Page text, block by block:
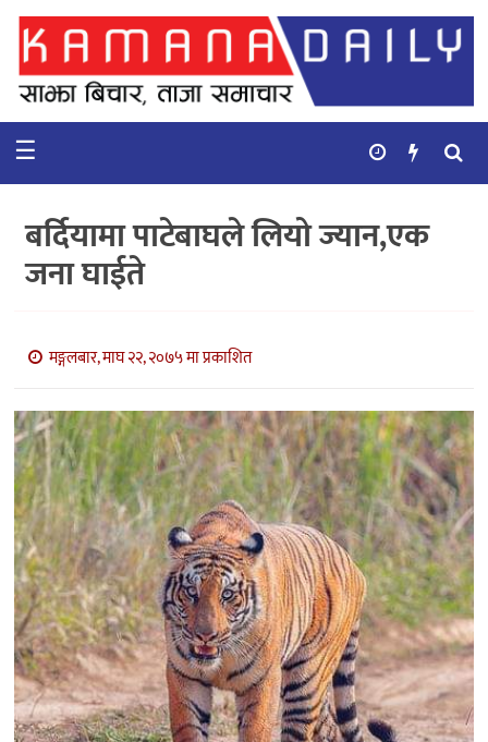
गृहपृष्ठ
समाचार
कुटनिती
कुराकानी
बाणिज्य
भिडियो
सिफारिस
☰
बर्दियामा पाटेबाघले लियो ज्यान,एक
जना घाईते
मङ्गलबार, माघ २२, २०७५ मा प्रकाशित